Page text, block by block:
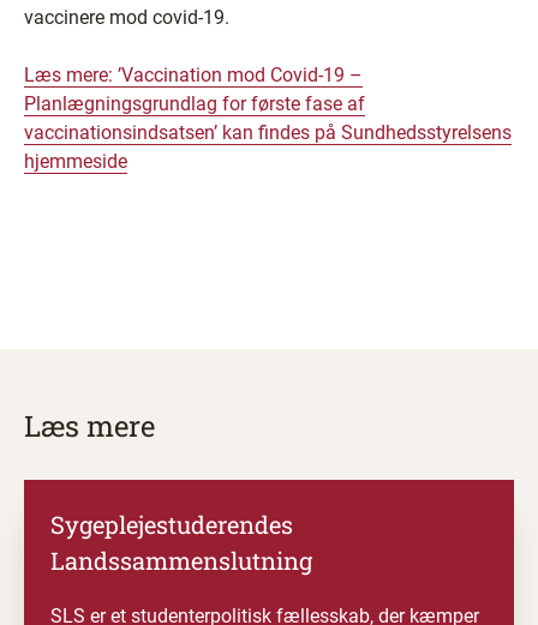
vaccinere mod covid-19.
Læs mere: ’Vaccination mod Covid-19 –
Planlægningsgrundlag for første fase af
vaccinationsindsatsen’ kan findes på Sundhedsstyrelsens
hjemmeside
Læs mere
Sygeplejestuderendes
Landssammenslutning
SLS er et studenterpolitisk fællesskab, der kæmper